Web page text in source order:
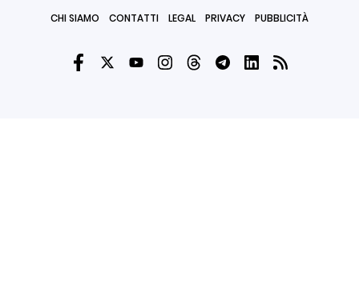
CHI SIAMO CONTATTI LEGAL PRIVACY PUBBLICITÀ